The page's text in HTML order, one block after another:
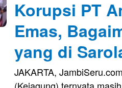
Korupsi PT
Emas,
yang di
JAKARTA,